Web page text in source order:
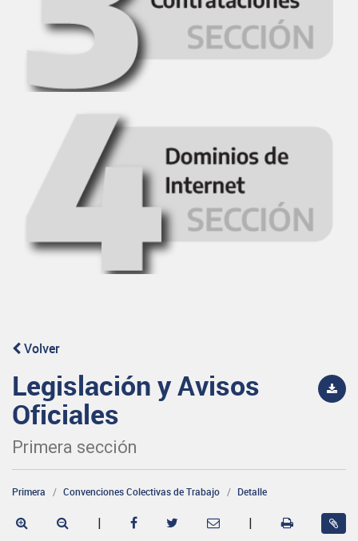
Volver
Legislación y Avisos
Oficiales
Primera sección
Primera Convenciones Colectivas de Trabajo Detalle
| |